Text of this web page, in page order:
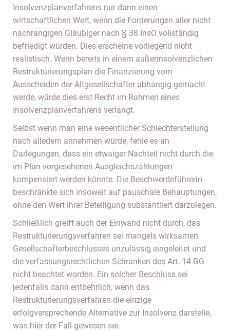
Insolvenzplanverfahrens nur dann einen
wirtschaftlichen Wert, wenn die Forderungen aller nicht
nachrangigen Gläubiger nach § 38 InsO vollständig
befriedigt würden. Dies erscheine vorliegend nicht
realistisch. Wenn bereits in einem außerinsolvenzlichen
Restrukturierungsplan die Finanzierung vom
Ausscheiden der Altgesellschafter abhängig gemacht
werde, würde dies erst Recht im Rahmen eines
Insolvenzplanverfahrens verlangt.
Selbst wenn man eine wesentlicher Schlechterstellung
nach alledem annehmen würde, fehle es an
Darlegungen, dass ein etwaiger Nachteil nicht durch die
im Plan vorgesehenen Ausgleichszahlungen
kompensiert werden könnte. Die Beschwerdeführerin
beschränkte sich insoweit auf pauschale Behauptungen,
ohne den Wert ihrer Beteiligung substantiiert darzulegen.
Schließlich greift auch der Einwand nicht durch, das
Restrukturierungsverfahren sei mangels wirksamen
Gesellschafterbeschlusses unzulässig eingeleitet und
die verfassungsrechtlichen Schranken des Art. 14 GG
nicht beachtet worden. Ein solcher Beschluss sei
jedenfalls dann entbehrlich, wenn das
Restrukturierungsverfahren die einzige
erfolgversprechende Alternative zur Insolvenz darstelle,
was hier der Fall gewesen sei.